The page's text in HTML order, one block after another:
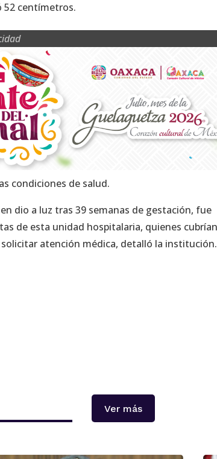
52 centímetros.
condiciones de salud.
dio a luz tras 39 semanas de gestación, fue
de esta unidad hospitalaria, quienes
atención médica, detalló la institución.
Ver más